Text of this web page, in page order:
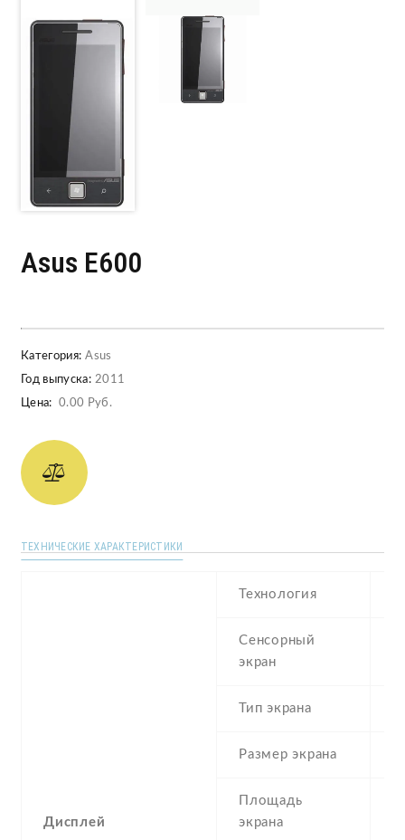
Asus E600
Категория: Asus
Год выпуска: 2011
Цена:
0.00 Руб.
ТЕХНИЧЕСКИЕ ХАРАКТЕРИСТИКИ
Дисплей
Технология
Сенсорный
экран
Тип экрана
Размер экрана
Площадь
экрана